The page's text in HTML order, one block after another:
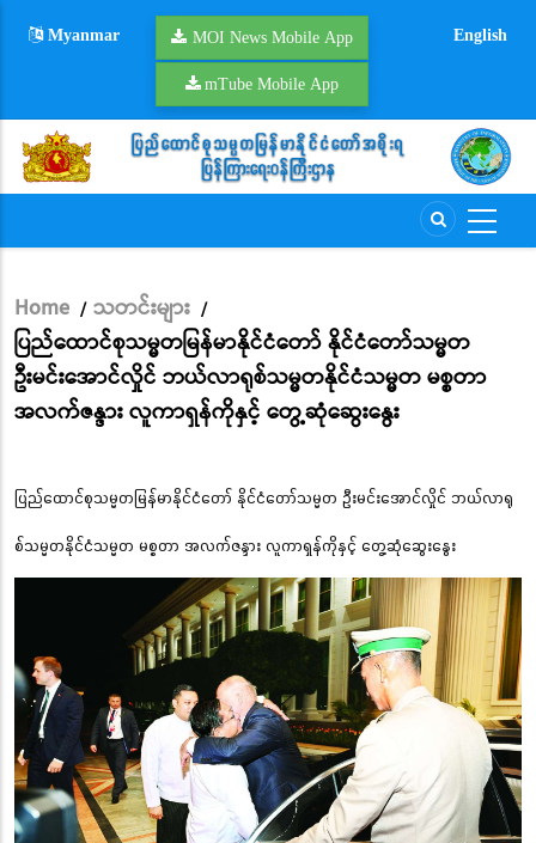
Myanmar MOI News Mobile App
mTube Mobile App
English
Breadcrumb
Home / သတင်းများ /
ပြည်ထောင်စုသမ္မတမြန်မာနိုင်ငံတော် နိုင်ငံတော်သမ္မတ
ဦးမင်းအောင်လှိုင် ဘယ်လာရုစ်သမ္မတနိုင်ငံသမ္မတ မစ္စတာ
အလက်ဇန္ဒား လူကာရှန်ကိုနှင့် တွေ့ဆုံဆွေးနွေး
ပြည်ထောင်စုသမ္မတမြန်မာနိုင်ငံတော် နိုင်ငံတော်သမ္မတ ဦးမင်းအောင်လှိုင် ဘယ်လာရု
စ်သမ္မတနိုင်ငံသမ္မတ မစ္စတာ အလက်ဇန္ဒား လူကာရှန်ကိုနှင့် တွေ့ဆုံဆွေးနွေး